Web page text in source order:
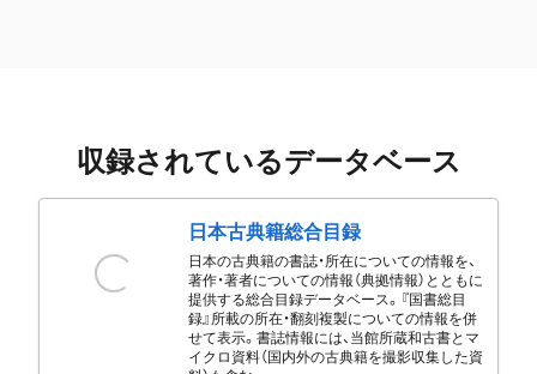
収録されているデータベース
日本古典籍総合目録
日本の古典籍の書誌・所在についての情報を、
著作・著者についての情報（典拠情報）とともに
提供する総合目録データベース。『国書総目
録』所載の所在・翻刻複製についての情報を併
せて表示。書誌情報には、当館所蔵和古書とマ
イクロ資料（国内外の古典籍を撮影収集した資